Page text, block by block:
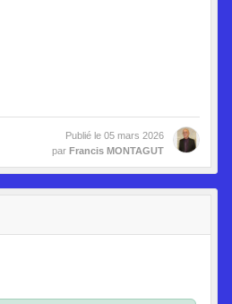
Publié le 05 mars 2026
par Francis MONTAGUT